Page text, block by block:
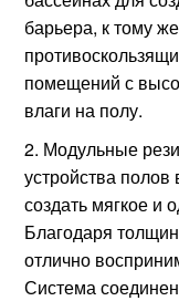
барьера, к тому
помещений с
влаги на полу.
Модульные
устройства
создать мягкое и
Благодаря
отлично
Система